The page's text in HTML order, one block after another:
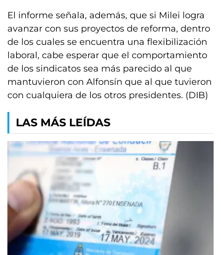
El informe señala, además, que si Milei logra
avanzar con sus proyectos de reforma, dentro
de los cuales se encuentra una flexibilización
laboral, cabe esperar que el comportamiento
de los sindicatos sea más parecido al que
mantuvieron con Alfonsín que al que tuvieron
con cualquiera de los otros presidentes. (DIB)
LAS MÁS LEÍDAS